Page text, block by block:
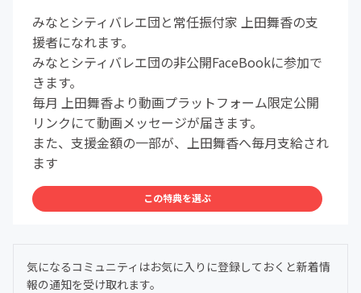
みなとシティバレエ団と常任振付家 上田舞香の支
援者になれます。
みなとシティバレエ団の非公開FaceBookに参加で
きます。
毎月 上田舞香より動画プラットフォーム限定公開
リンクにて動画メッセージが届きます。
また、支援金額の一部が、上田舞香へ毎月支給され
ます
この特典を選ぶ
気になるコミュニティはお気に入りに登録しておくと新着情
報の通知を受け取れます。